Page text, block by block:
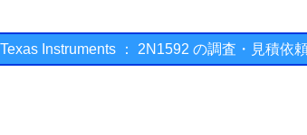
Texas Instruments ： 2N1592 の調査・見積依